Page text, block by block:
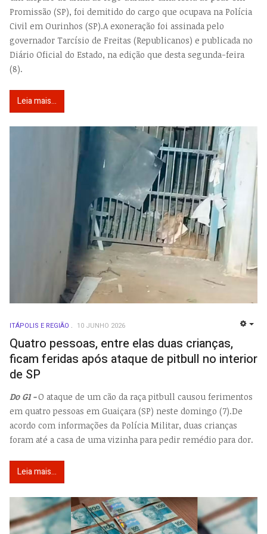
Promissão (SP), foi demitido do cargo que ocupava na Polícia
Civil em Ourinhos (SP).A exoneração foi assinada pelo
governador Tarcísio de Freitas (Republicanos) e publicada no
Diário Oficial do Estado, na edição que desta segunda-feira
(8).
Leia mais...
ITÁPOLIS E REGIÃO 10 JUNHO 2026
Quatro pessoas, entre elas duas crianças,
ficam feridas após ataque de pitbull no interior
de SP
Do G1 -O ataque de um cão da raça pitbull causou ferimentos
em quatro pessoas em Guaiçara (SP) neste domingo (7).De
acordo com informações da Polícia Militar, duas crianças
foram até a casa de uma vizinha para pedir remédio para dor.
Leia mais...